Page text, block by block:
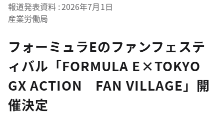
報道発表資料 2026年7月1日
産業労働局
フォーミュラEのファンフェステ
ィバル「FORMULA E×TOKYO
GX ACTION FAN VILLAGE」開
催決定